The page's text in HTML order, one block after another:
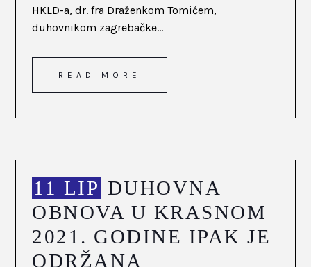
HKLD-a, dr. fra Draženkom Tomićem,
duhovnikom zagrebačke...
READ MORE
11 LIP DUHOVNA
OBNOVA U KRASNOM
2021. GODINE IPAK JE
ODRŽANA